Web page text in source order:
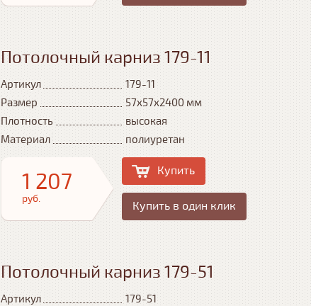
Потолочный карниз 179-11
Артикул
179-11
Размер
57x57x2400 мм
Плотность
высокая
Материал
полиуретан
1 207
руб.
Купить
Купить в один клик
Потолочный карниз 179-51
Артикул
179-51